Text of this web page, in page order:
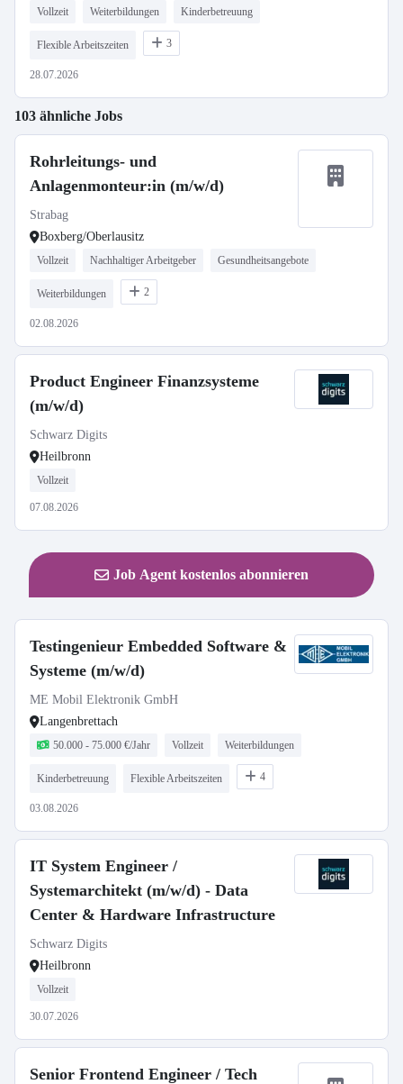
Vollzeit Weiterbildungen Kinderbetreuung
Flexible Arbeitszeiten 3
28.07.2026
103 ähnliche Jobs
Rohrleitungs- und
Anlagenmonteur:in (m/w/d)
Strabag
Boxberg/Oberlausitz
Vollzeit Nachhaltiger Arbeitgeber Gesundheitsangebote
Weiterbildungen 2
02.08.2026
Product Engineer Finanzsysteme
(m/w/d)
Schwarz Digits
Heilbronn
Vollzeit
07.08.2026
Job Agent kostenlos abonnieren
Testingenieur Embedded Software &
Systeme (m/w/d)
ME Mobil Elektronik GmbH
Langenbrettach
50.000 - 75.000 €/Jahr Vollzeit Weiterbildungen
Kinderbetreuung Flexible Arbeitszeiten 4
03.08.2026
IT System Engineer /
Systemarchitekt (m/w/d) - Data
Center & Hardware Infrastructure
Schwarz Digits
Heilbronn
Vollzeit
30.07.2026
Senior Frontend Engineer / Tech